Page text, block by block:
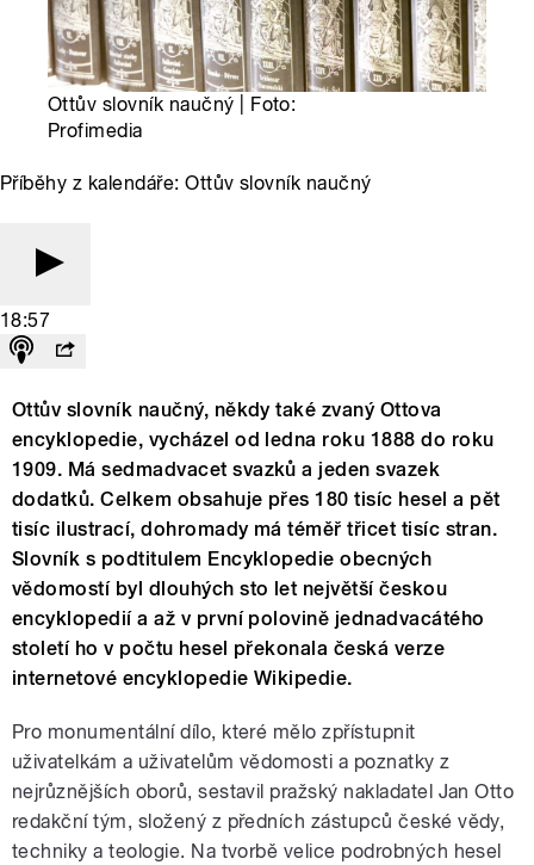
Ottův slovník naučný | Foto:
Profimedia
Příběhy z kalendáře: Ottův slovník naučný
18:57
Ottův slovník naučný, někdy také zvaný Ottova
encyklopedie, vycházel od ledna roku 1888 do roku
1909. Má sedmadvacet svazků a jeden svazek
dodatků. Celkem obsahuje přes 180 tisíc hesel a pět
tisíc ilustrací, dohromady má téměř třicet tisíc stran.
Slovník s podtitulem Encyklopedie obecných
vědomostí byl dlouhých sto let největší českou
encyklopedií a až v první polovině jednadvacátého
století ho v počtu hesel překonala česká verze
internetové encyklopedie Wikipedie.
Pro monumentální dílo, které mělo zpřístupnit
uživatelkám a uživatelům vědomosti a poznatky z
nejrůznějších oborů, sestavil pražský nakladatel Jan Otto
redakční tým, složený z předních zástupců české vědy,
techniky a teologie. Na tvorbě velice podrobných hesel